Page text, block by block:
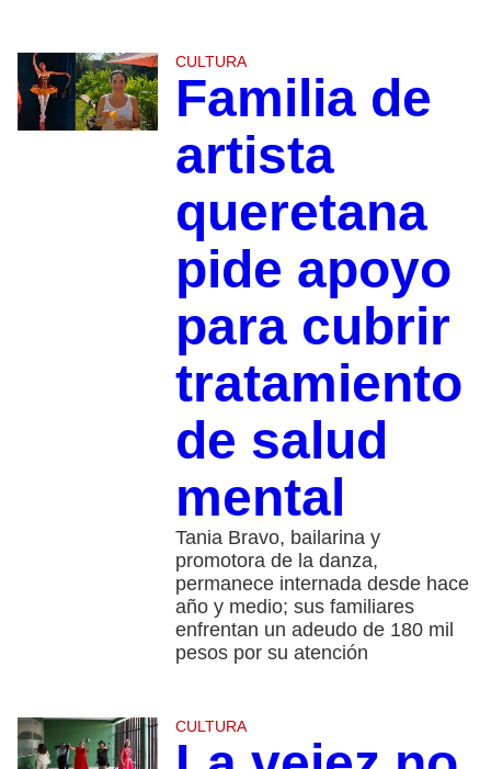
CULTURA
Familia de
artista
queretana
pide apoyo
para cubrir
tratamiento
de salud
mental
Tania Bravo, bailarina y
promotora de la danza,
permanece internada desde hace
año y medio; sus familiares
enfrentan un adeudo de 180 mil
pesos por su atención
CULTURA